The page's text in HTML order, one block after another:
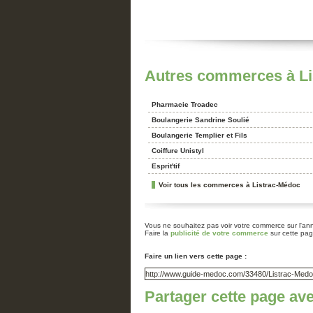
Autres commerces à
Pharmacie Troadec
Boulangerie Sandrine Soulié
Boulangerie Templier et Fils
Coiffure Unistyl
Esprit'tif
Voir tous les commerces à Listrac-Médoc
Vous ne souhaitez pas voir votre commerce sur
Faire la publicité de votre commerce sur cette
Faire un lien vers cette page :
Partager cette page